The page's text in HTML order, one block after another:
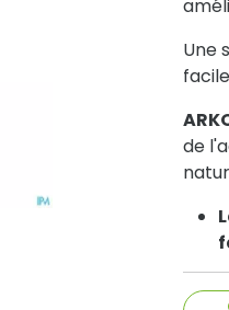
Une
de